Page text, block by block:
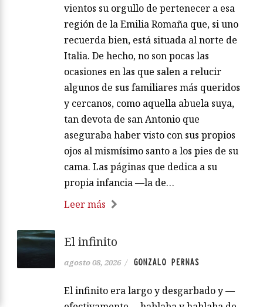
vientos su orgullo de pertenecer a esa
región de la Emilia Romaña que, si uno
recuerda bien, está situada al norte de
Italia. De hecho, no son pocas las
ocasiones en las que salen a relucir
algunos de sus familiares más queridos
y cercanos, como aquella abuela suya,
tan devota de san Antonio que
aseguraba haber visto con sus propios
ojos al mismísimo santo a los pies de su
cama. Las páginas que dedica a su
propia infancia —la de…
Leer más
El infinito
agosto 08, 2026 / GONZALO PERNAS
El infinito era largo y desgarbado y —